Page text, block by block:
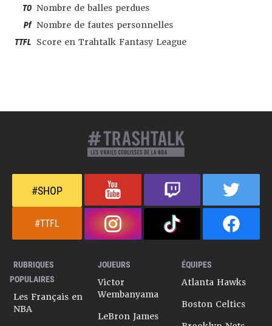
TO Nombre de balles perdues
Pf Nombre de fautes personnelles
TTFL Score en Trahtalk Fantasy League
#SHOP
#TTFL
RUBRIQUES
POPULAIRES
Les Français en
NBA
JOUEURS
Victor
Wembanyama
LeBron James
ÉQUIPES
Atlanta Hawks
Boston Celtics